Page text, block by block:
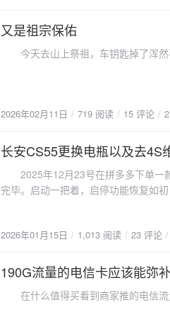
2026-02-11
又是祖宗保佑
今天去山上祭祖，车钥匙掉了浑然
2026年02月11日 719 阅读 15 评论
2026-01-15
长安CS55更换电瓶以及去4S
2025年12月23号在拼多多下单一
完毕。启动一把着，启停功能恢复如
2026年01月15日 1,013 阅读 23 评论
2025-12-02
190G流量的电信卡应该能弥
在什么值得买看到商家推的电信流